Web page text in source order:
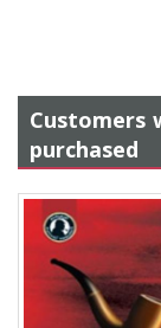
Customers
purchased